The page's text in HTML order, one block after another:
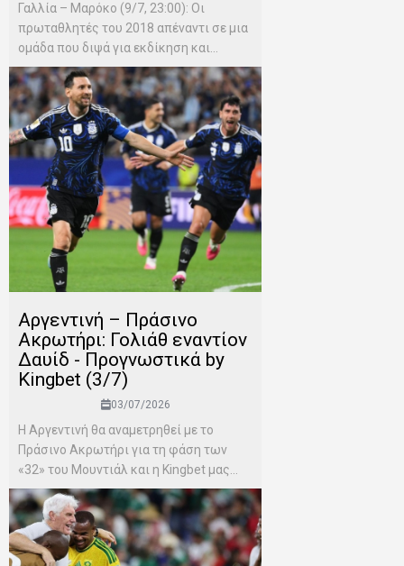
Γαλλία – Μαρόκο (9/7, 23:00): Οι
πρωταθλητές του 2018 απέναντι σε μια
ομάδα που διψά για εκδίκηση και...
Αργεντινή – Πράσινο
Ακρωτήρι: Γολιάθ εναντίον
Δαυίδ - Προγνωστικά by
Kingbet (3/7)
03/07/2026
Η Αργεντινή θα αναμετρηθεί με το
Πράσινο Ακρωτήρι για τη φάση των
«32» του Μουντιάλ και η Kingbet μας...